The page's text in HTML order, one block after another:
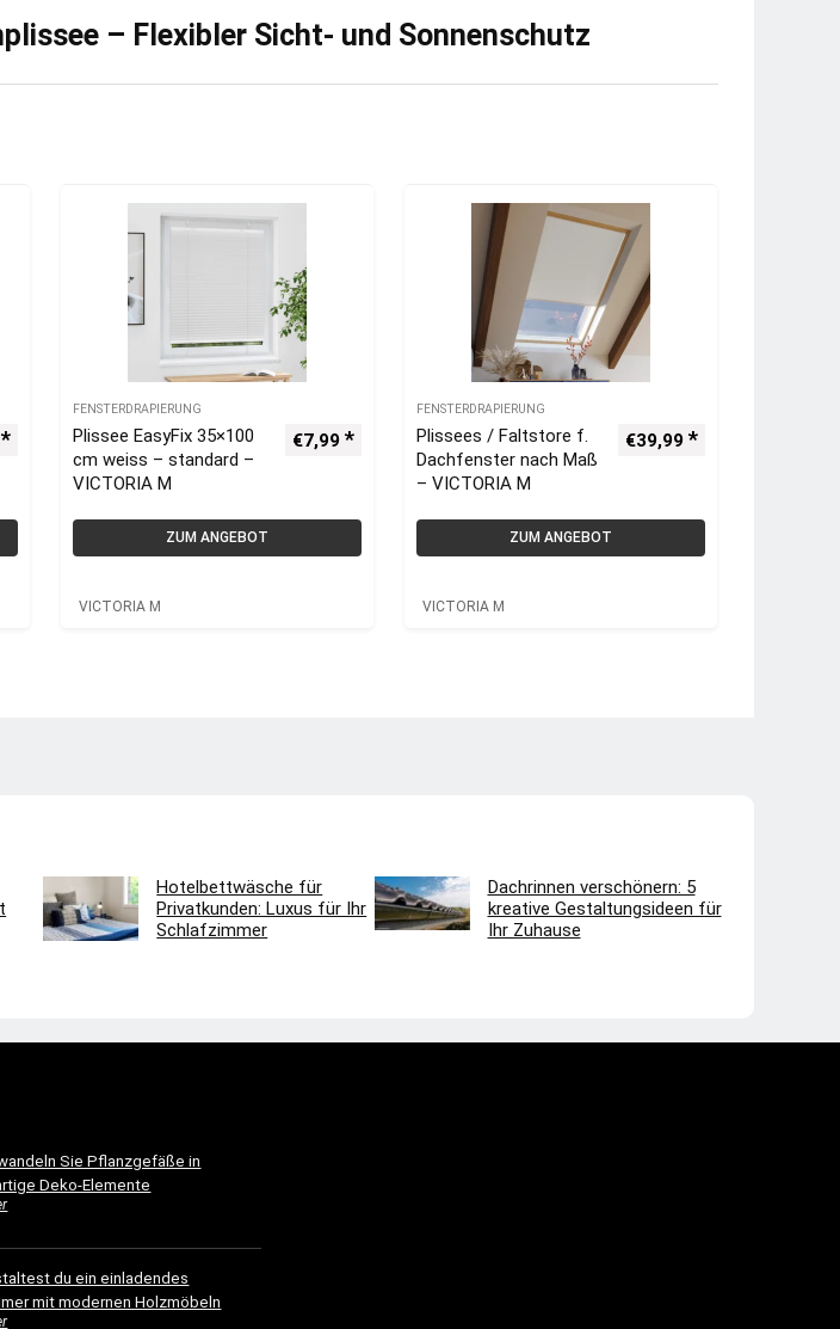
– Flexibler Sicht- und Sonnenschutz
FENSTERDRAPIERUNG
Plissee EasyFix 35×100
cm weiss – standard –
VICTORIA M
€7,99
ZUM ANGEBOT
VICTORIA M
FENSTERDRAPIERUNG
Plissees / Faltstore f.
Dachfenster nach Maß
– VICTORIA M
€39,99
ZUM ANGEBOT
VICTORIA M
Hotelbettwäsche für
Privatkunden: Luxus für Ihr
Schlafzimmer
Dachrinnen verschönern: 5
kreative Gestaltungsideen für
Ihr Zuhause
Sie Pflanzgefäße in
Deko-Elemente
du ein einladendes
mit modernen Holzmöbeln